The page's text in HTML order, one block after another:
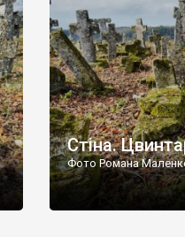
Стіна.
Фото Романа